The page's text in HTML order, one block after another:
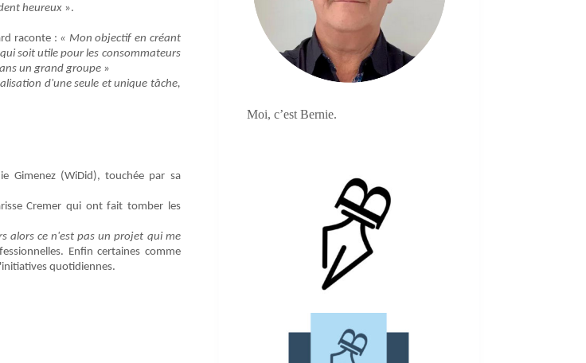
heureux ».
raconte : « Mon objectif en créant
soit utile pour les consommateurs
un grand groupe »
d'une seule et unique tâche,
Gimenez (WiDid), touchée par sa
Cremer qui ont fait tomber les
alors ce n'est pas un projet qui me
Enfin certaines comme
quotidiennes.
Moi, c’est Bernie.